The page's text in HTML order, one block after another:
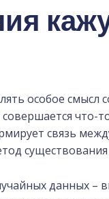
особое смысл
что-
связь
данных –